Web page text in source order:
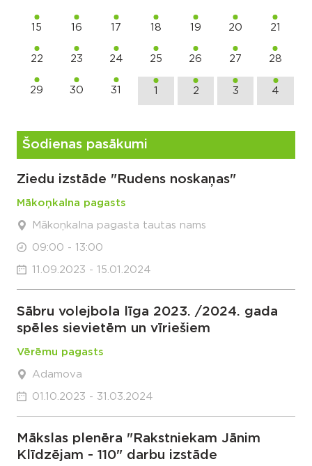
15 16 17 18 19 20 21
22 23 24 25 26 27 28
29 30 31 1 2 3 4
Šodienas pasākumi
Ziedu izstāde "Rudens noskaņas"
Mākoņkalna pagasts
Mākoņkalna pagasta tautas nams
09:00 - 13:00
11.09.2023 - 15.01.2024
Sābru volejbola līga 2023. /2024. gada
spēles sievietēm un vīriešiem
Vērēmu pagasts
Adamova
01.10.2023 - 31.03.2024
Mākslas plenēra "Rakstniekam Jānim
Klīdzējam - 110" darbu izstāde